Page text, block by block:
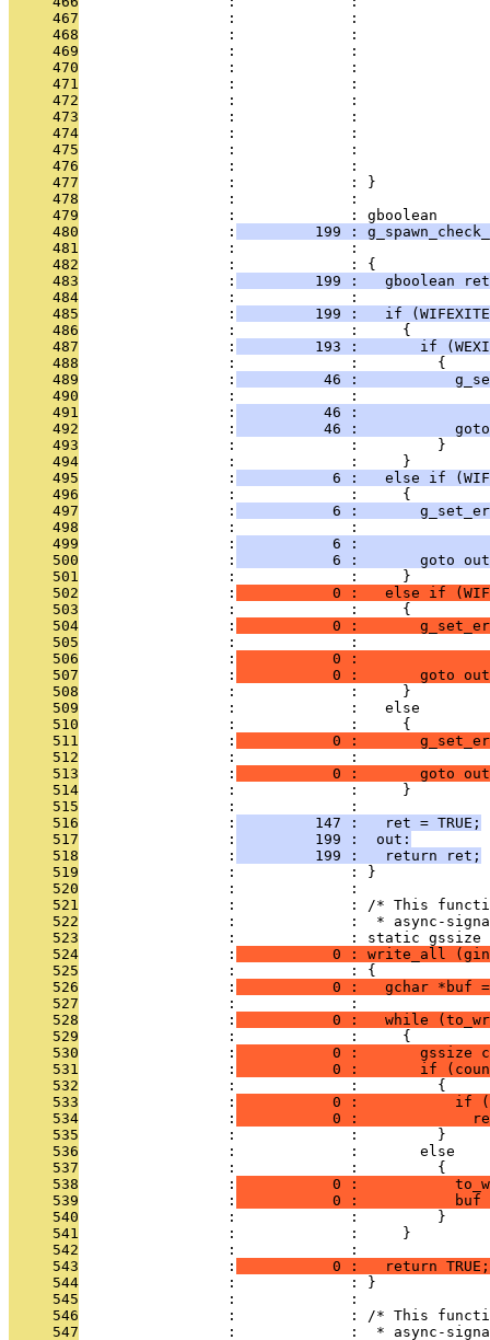
     467
:             :
     468
:             :
     469
:             :
     470
:             :
     471
:             :
     472
:             :
     473
:             :
     474
:             :
     475
:             :
     476
:             :
     477
                 :             : }
     478
                 :             :
     479
                 :             : gboolean
     480
                 :
199 :
     481
:             :
     482
                 :             : {
     483
                 :
199 :   gboolean
     484
                 :             :
     485
                 :
199 :   if
     486
                 :             :     {
     487
                 :
193 :       if
     488
                 :             :         {
     489
                 :
46 :
     490
:             :
     491
                 :
46 :
     492
                 :
46 :
     493
                 :             :         }
     494
                 :             :     }
     495
                 :
6 :   else if
     496
                 :             :     {
     497
                 :
6 :
     498
:             :
     499
                 :
6 :
     500
                 :
6 :       goto
     501
                 :             :     }
     502
                 :
0 :   else if
     503
                 :             :     {
     504
                 :
0 :
     505
:             :
     506
                 :
0 :
     507
                 :
0 :       goto
     508
                 :             :     }
     509
                 :             :   else
     510
                 :             :     {
     511
                 :
0 :
     512
:             :
     513
                 :
0 :       goto
     514
                 :             :     }
     515
                 :             :
     516
                 :
         147 :   ret = TRUE;
     517
                 :
         199 :  out:
     518
                 :
         199 :   return ret;
     519
                 :             : }
     520
                 :             :
     521
:             : /* This
     522
:             :  * async-
     523
                 :             : static gssize
     524
                 :
0 : write_all
     525
                 :             : {
     526
                 :
0 :   gchar *buf
     527
                 :             :
     528
                 :
0 :   while
     529
                 :             :     {
     530
                 :
0 :       gssize
     531
                 :
0 :       if
     532
                 :             :         {
     533
                 :
0 :           if
     534
                 :
0 :
     535
                 :             :         }
     536
                 :             :       else
     537
                 :             :         {
     538
                 :
0 :
     539
                 :
0 :           buf
     540
                 :             :         }
     541
                 :             :     }
     542
                 :             :
     543
                 :
           0 :   return TRUE;
     544
                 :             : }
     545
                 :             :
     546
:             : /* This
     547
:             :  * async-